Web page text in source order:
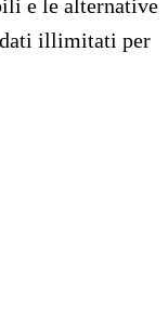
e le alternative
illimitati per